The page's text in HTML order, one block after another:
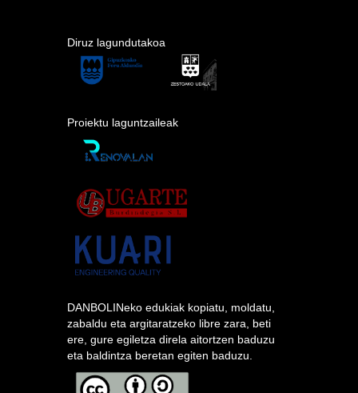
Diruz lagundutakoa
Proiektu laguntzaileak
DANBOLINeko edukiak kopiatu, moldatu,
zabaldu eta argitaratzeko libre zara, beti
ere, gure egiletza direla aitortzen baduzu
eta baldintza beretan egiten baduzu.